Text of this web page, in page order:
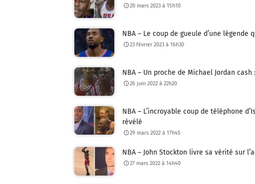
20 mars 2023 à 15h10
NBA – Le coup de gueule d’une
23 février 2023 à 16h30
NBA – Un proche de Michael Jordan
26 juin 2022 à 22h20
NBA – L’incroyable coup de téléphone
révélé
29 mars 2022 à 17h45
NBA – John Stockton livre sa vérité sur
27 mars 2022 à 14h40